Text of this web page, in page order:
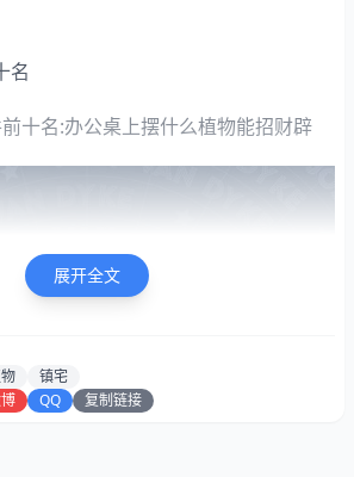
名
十名:办公桌上摆什么植物能招财辟
展开全文
镇宅
QQ 复制链接